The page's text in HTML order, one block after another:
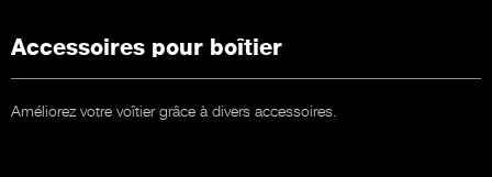
Accessoires pour boîtier
Améliorez votre voîtier grâce à divers accessoires.